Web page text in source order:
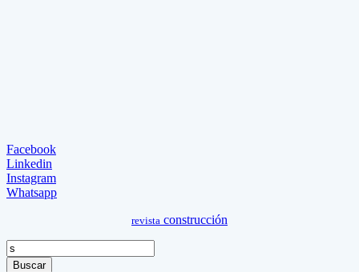
Facebook
Linkedin
Instagram
Whatsapp
revista construcción
Buscar